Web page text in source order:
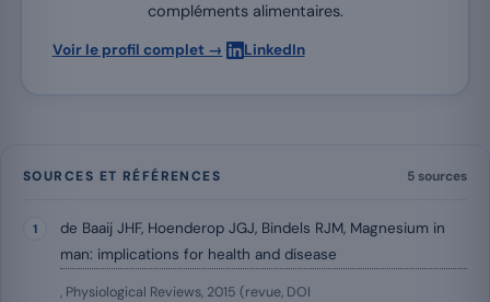
compléments alimentaires.
Voir le profil complet → LinkedIn
SOURCES ET RÉFÉRENCES 5 sources
de Baaij JHF, Hoenderop JGJ, Bindels RJM, Magnesium in
man: implications for health and disease
, Physiological Reviews, 2015 (revue, DOI